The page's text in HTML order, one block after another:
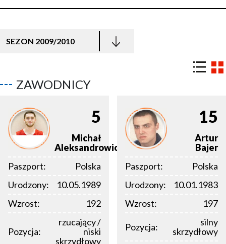
SEZON 2009/2010
ZAWODNICY
5
Michał
Aleksandrowicz
Paszport:
Polska
Urodzony:
10.05.1989
Wzrost:
192
Pozycja:
rzucający /
niski
skrzydłowy
15
Artur
Bajer
Paszport:
Polska
Urodzony:
10.01.1983
Wzrost:
197
Pozycja:
silny
skrzydłowy